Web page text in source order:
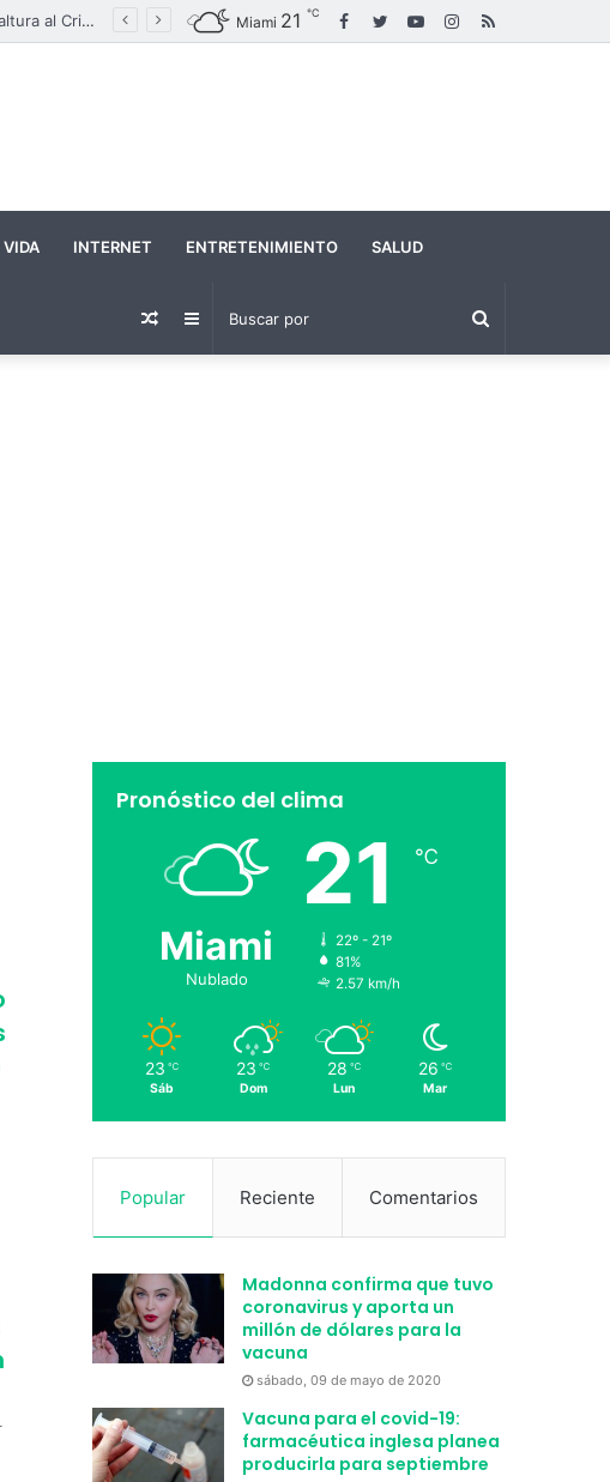
Maduro canta “Imagine” en un acto político en medio de crecientes tensiones con Estados Unidos RSS
Instagram
YouTube
Twitter
Facebook
Miami 21 ℃
VIDA INTERNET ENTRETENIMIENTO SALUD
Barra
Publicación
Pronóstico del clima
Miami
Nublado
21 ℃
22º - 21º
81%
2.57 km/h
23 ℃
Sáb
23 ℃
Dom
28 ℃
Lun
26 ℃
Mar
Popular Reciente Comentarios
Madonna confirma que tuvo
coronavirus y aporta un
millón de dólares para la
vacuna
sábado, 09 de mayo de 2020
Vacuna para el covid-19:
farmacéutica inglesa planea
producirla para septiembre